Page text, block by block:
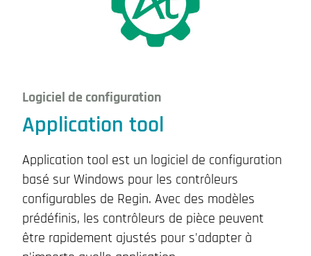
Logiciel de configuration
Application tool
Application tool est un logiciel de configuration
basé sur Windows pour les contrôleurs
configurables de Regin. Avec des modèles
prédéfinis, les contrôleurs de pièce peuvent
être rapidement ajustés pour s'adapter à